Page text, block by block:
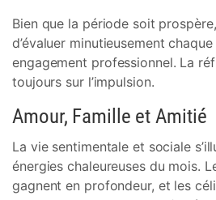
Bien que la période soit
d’évaluer minutieusement
engagement professionnel. La
toujours sur l’impulsion.
Amour, Famille et Amitié
La vie sentimentale et sociale
énergies chaleureuses du mois.
gagnent en profondeur, et les